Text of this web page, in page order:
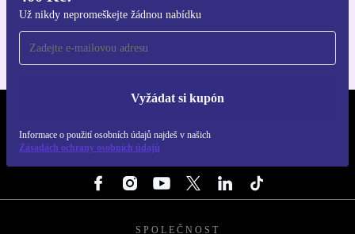
Už nikdy nepromeškejte žádnou nabídku
Vyžádat si kupón
Informace o použití osobních údajů najdeš v našich
Zásadách ochrany osobních údajů
Pro iOS a Android
SPOLEČNOST